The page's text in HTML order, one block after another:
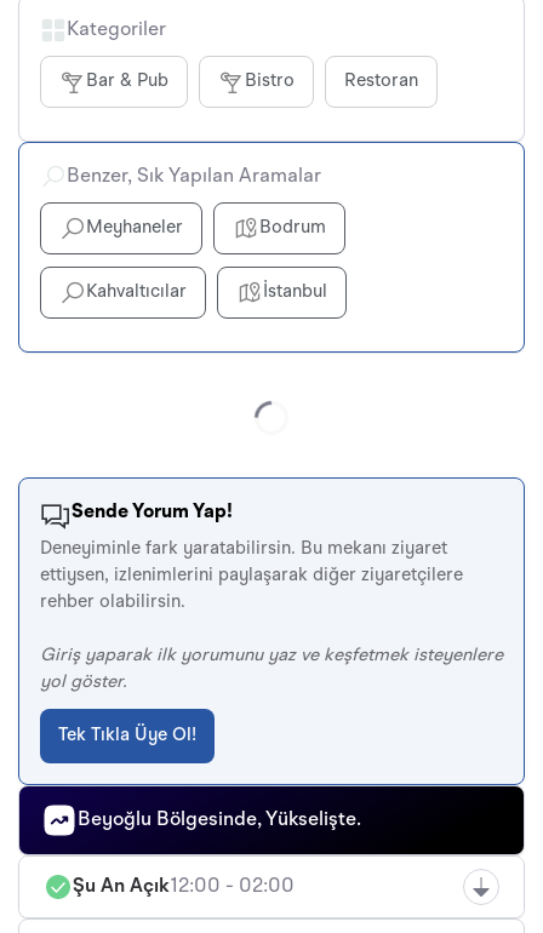
Kategoriler
Bar & Pub Bistro Restoran
Benzer, Sık Yapılan Aramalar
Meyhaneler Bodrum
Kahvaltıcılar İstanbul
Sende Yorum Yap!
Deneyiminle fark yaratabilirsin. Bu mekanı ziyaret
ettiysen, izlenimlerini paylaşarak diğer ziyaretçilere
rehber olabilirsin.
Giriş yaparak ilk yorumunu yaz ve keşfetmek isteyenlere
yol göster.
Tek Tıkla Üye Ol!
Beyoğlu Bölgesinde, Yükselişte.
Şu An Açık12:00 - 02:00